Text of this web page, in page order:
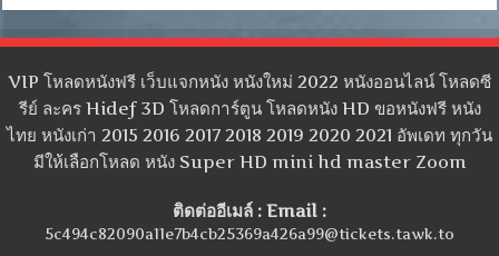
VIP โหลดหนังฟรี เว็บแจกหนัง หนังใหม่ 2022 หนังออนไลน์ โหลดซี
รีย์ ละคร Hidef 3D โหลดการ์ตูน โหลดหนัง HD ขอหนังฟรี หนัง
ไทย หนังเก่า 2015 2016 2017 2018 2019 2020 2021 อัพเดท ทุกวัน
มีให้เลือกโหลด หนัง Super HD mini hd master Zoom
ติดต่ออีเมล์ : Email :
5c494c82090a11e7b4cb25369a426a99@tickets.tawk.to